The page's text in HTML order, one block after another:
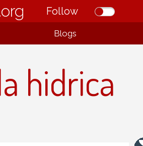
Follow
Blogs
hidrica